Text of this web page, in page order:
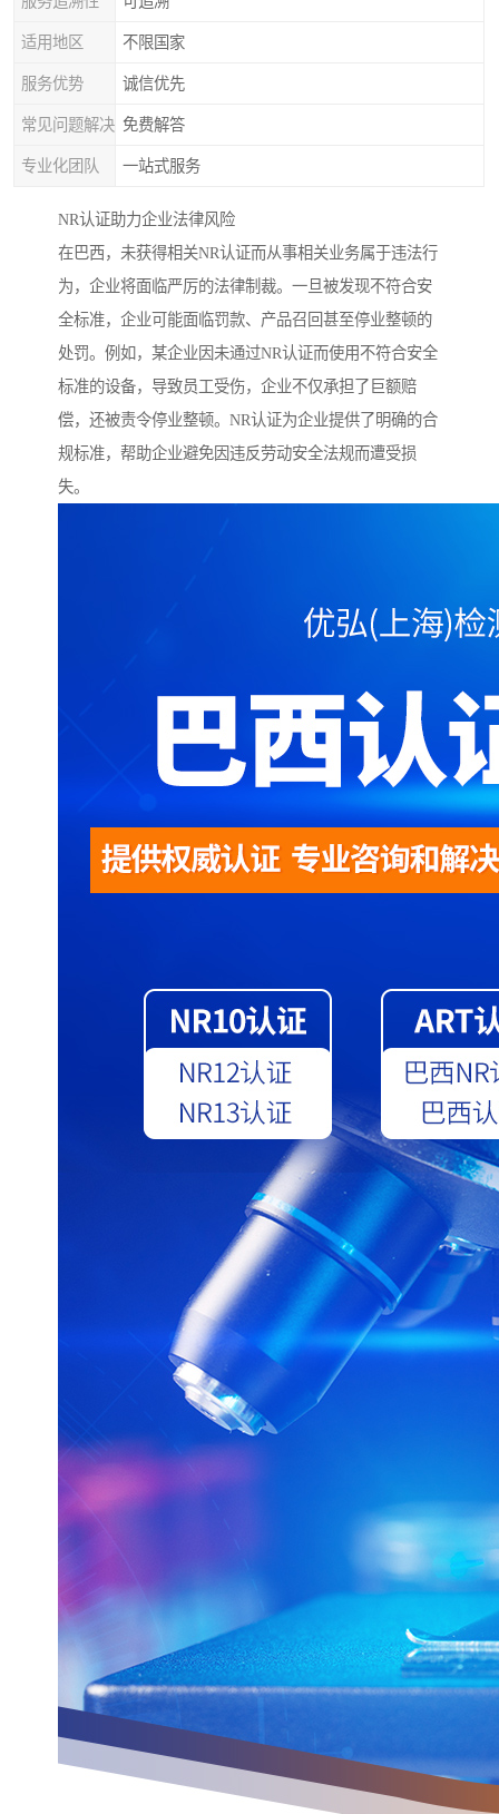
适用地区 不限国家
服务优势 诚信优先
常见问题解决 免费解答
专业化团队 一站式服务
NR认证助力企业法律风险
在巴西，未获得相关NR认证而从事相关业务属于违法行
为，企业将面临严厉的法律制裁。一旦被发现不符合安
全标准，企业可能面临罚款、产品召回甚至停业整顿的
处罚。例如，某企业因未通过NR认证而使用不符合安全
标准的设备，导致员工受伤，企业不仅承担了巨额赔
偿，还被责令停业整顿。NR认证为企业提供了明确的合
规标准，帮助企业避免因违反劳动安全法规而遭受损
失。